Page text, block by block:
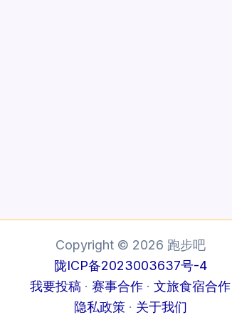
Copyright © 2026 跑步吧
陇ICP备2023003637号-4
我要投稿 · 赛事合作 · 文旅食宿合作
隐私政策· 关于我们